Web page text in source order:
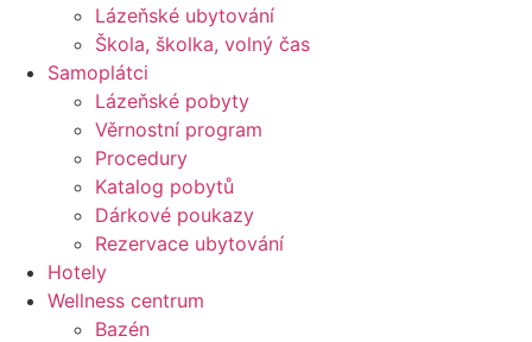
Lázeňské ubytování
Škola, školka, volný čas
Samoplátci
Lázeňské pobyty
Věrnostní program
Procedury
Katalog pobytů
Dárkové poukazy​
Rezervace ubytování
Hotely
Wellness centrum
Bazén